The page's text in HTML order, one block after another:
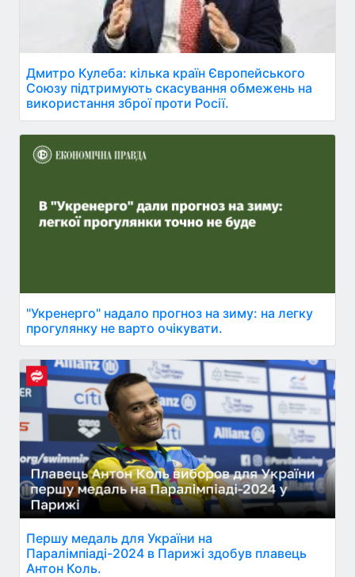
Дмитро Кулеба: кілька країн Європейського
Союзу підтримують скасування обмежень на
використання зброї проти Росії.
"Укренерго" надало прогноз на зиму: на легку
прогулянку не варто очікувати.
Першу медаль для України на
Паралімпіаді-2024 в Парижі здобув плавець
Антон Коль.